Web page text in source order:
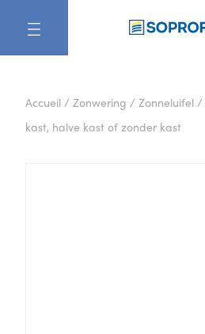
Accueil/ Zonwering / Zonneluifel/
kast, halve kast of zonder kast